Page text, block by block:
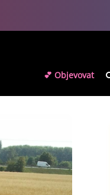
💕 Objevovat